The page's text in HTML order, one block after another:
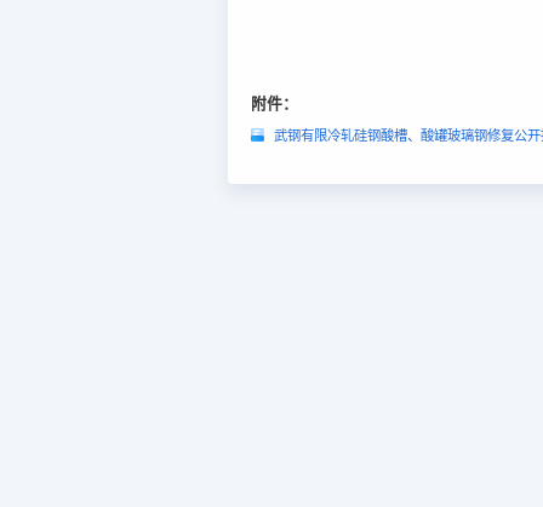
附件：
武钢有限冷轧硅钢酸槽、酸罐玻璃钢修复公